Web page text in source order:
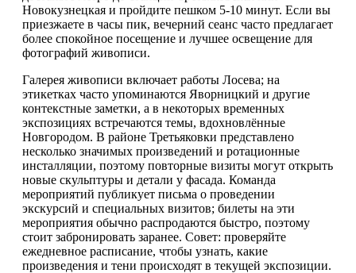
Новокузнецкая и пройдите пешком 5-10 минут. Если вы
приезжаете в часы пик, вечерний сеанс часто предлагает
более спокойное посещение и лучшее освещение для
фотографий живописи.
Галерея живописи включает работы Лосева; на
этикетках часто упоминаются Яворницкий и другие
контекстные заметки, а в некоторых временных
экспозициях встречаются темы, вдохновлённые
Новгородом. В районе Третьяковки представлено
несколько значимых произведений и ротационные
инсталляции, поэтому повторные визиты могут открыть
новые скульптуры и детали у фасада. Команда
мероприятий публикует письма о проведении
экскурсий и специальных визитов; билеты на эти
мероприятия обычно распродаются быстро, поэтому
стоит забронировать заранее. Совет: проверяйте
ежедневное расписание, чтобы узнать, какие
произведения и тени происходят в текущей экспозиции.